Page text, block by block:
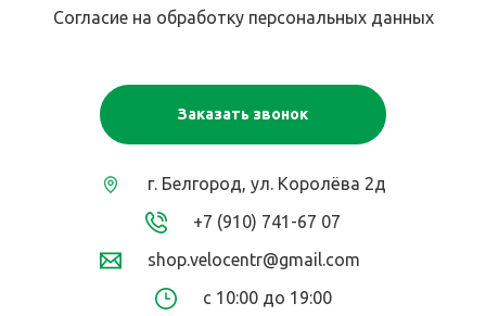
Согласие на обработку персональных данных
Заказать звонок
г. Белгород, ул. Королёва 2д
+7 (910) 741-67 07
shop.velocentr@gmail.com
с 10:00 до 19:00